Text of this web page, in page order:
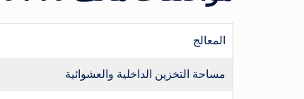
المعالج
مساحة التخزين الداخلية والعشوائية